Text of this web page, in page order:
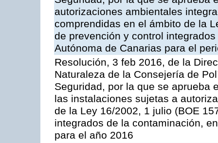
autorizaciones ambientales
comprendidas en el ámbito de la
de prevención y control
Autónoma de Canarias para el
Resolución, 3 feb 2016, de la
Naturaleza de la Consejería de
Seguridad, por la que se aprueba
las instalaciones sujetas a
de la Ley 16/2002, 1 julio (BOE
integrados de la contaminación,
para el año 2016